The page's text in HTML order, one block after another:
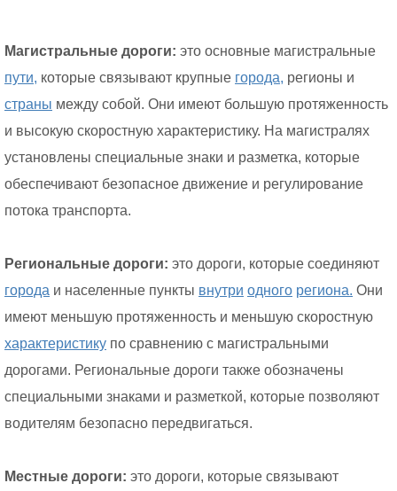
Магистральные дороги: это основные магистральные
пути, которые связывают крупные города, регионы и
страны между собой. Они имеют большую протяженность
и высокую скоростную характеристику. На магистралях
установлены специальные знаки и разметка, которые
обеспечивают безопасное движение и регулирование
потока транспорта.
Региональные дороги: это дороги, которые соединяют
города и населенные пункты внутри одного региона. Они
имеют меньшую протяженность и меньшую скоростную
характеристику по сравнению с магистральными
дорогами. Региональные дороги также обозначены
специальными знаками и разметкой, которые позволяют
водителям безопасно передвигаться.
Местные дороги: это дороги, которые связывают